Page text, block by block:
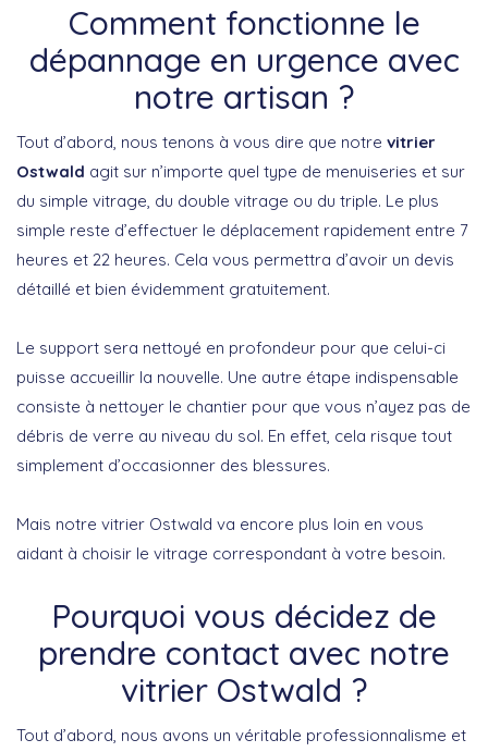
Comment fonctionne le
dépannage en urgence avec
notre artisan ?
Tout d’abord, nous tenons à vous dire que notre vitrier
Ostwald agit sur n’importe quel type de menuiseries et sur
du simple vitrage, du double vitrage ou du triple. Le plus
simple reste d’effectuer le déplacement rapidement entre 7
heures et 22 heures. Cela vous permettra d’avoir un devis
détaillé et bien évidemment gratuitement.
Le support sera nettoyé en profondeur pour que celui-ci
puisse accueillir la nouvelle. Une autre étape indispensable
consiste à nettoyer le chantier pour que vous n’ayez pas de
débris de verre au niveau du sol. En effet, cela risque tout
simplement d’occasionner des blessures.
Mais notre vitrier Ostwald va encore plus loin en vous
aidant à choisir le vitrage correspondant à votre besoin.
Pourquoi vous décidez de
prendre contact avec notre
vitrier Ostwald ?
Tout d’abord, nous avons un véritable professionnalisme et